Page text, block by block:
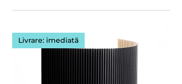
Livrare: imediată